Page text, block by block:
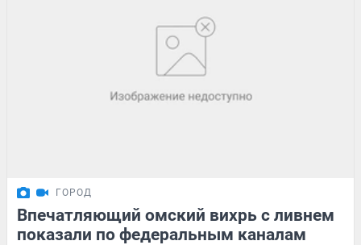
ГОРОД
Впечатляющий омский вихрь с ливнем
показали по федеральным каналам